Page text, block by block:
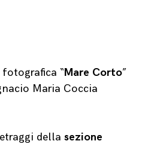
“Mare Corto”
Maria Coccia
della sezione